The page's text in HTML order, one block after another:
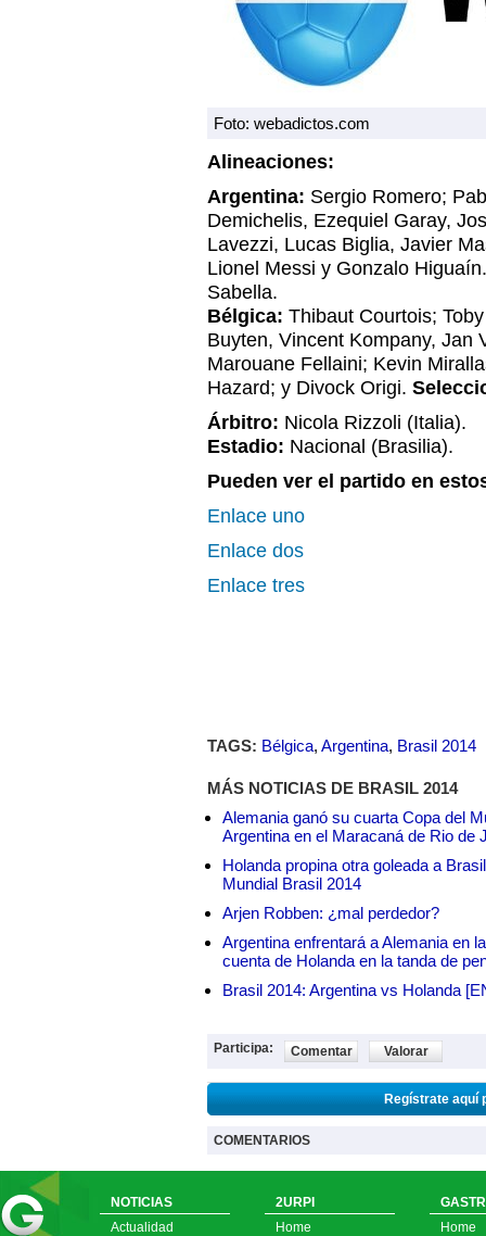
Foto: webadictos.com
Alineaciones:
Argentina: Sergio Romero;
Demichelis, Ezequiel Garay,
Lavezzi, Lucas Biglia, Javier
Lionel Messi y Gonzalo
Sabella.
Bélgica: Thibaut Courtois;
Buyten, Vincent Kompany, Jan
Marouane Fellaini; Kevin
Hazard; y Divock Origi.
Árbitro: Nicola Rizzoli (Italia).
Estadio: Nacional (Brasilia).
Pueden ver el partido en
Enlace uno
Enlace dos
Enlace tres
TAGS: Bélgica, Argentina, Brasil 2014
MÁS NOTICIAS DE BRASIL 2014
Alemania ganó su cuarta Copa del
Argentina en el Maracaná de Rio de
Holanda propina otra goleada a
Mundial Brasil 2014
Arjen Robben: ¿mal perdedor?
Argentina enfrentará a Alemania en
cuenta de Holanda en la tanda de
Brasil 2014: Argentina vs Holanda
Participa: Comentar Valorar
Regístrate aquí
COMENTARIOS
NOTICIAS
Actualidad
2URPI
Home
Home